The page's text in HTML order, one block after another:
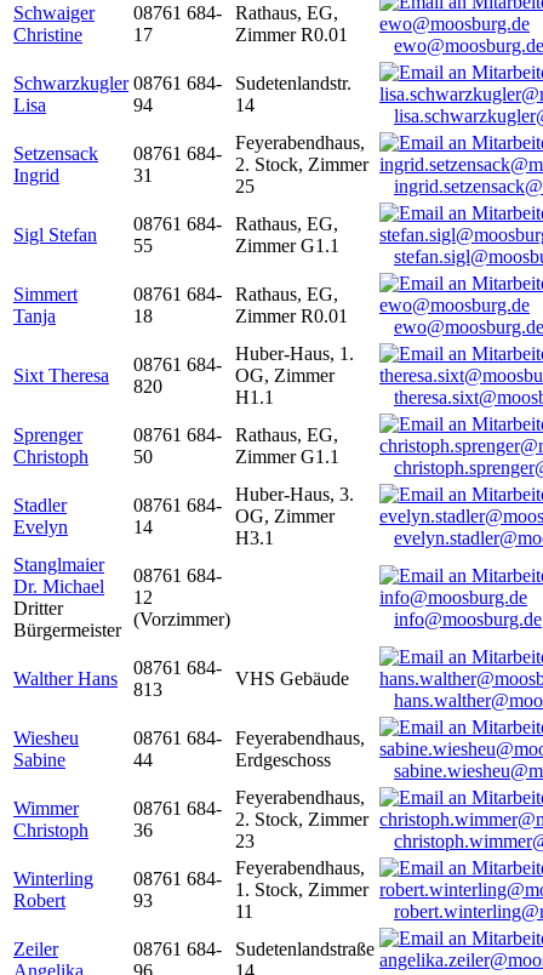
Schwaiger
Christine
08761 684-
17
Rathaus, EG,
Zimmer R0.01
ewo@moosburg.de
Schwarzkugler
Lisa
08761 684-
94
Sudetenlandstr.
14
Setzensack
Ingrid
08761 684-
31
Feyerabendhaus,
2. Stock, Zimmer
25
Sigl Stefan
08761 684-
55
Rathaus, EG,
Zimmer G1.1
Simmert
Tanja
08761 684-
18
Rathaus, EG,
Zimmer R0.01
ewo@moosburg.de
Sixt Theresa
08761 684-
820
Huber-Haus, 1.
OG, Zimmer
H1.1
Sprenger
Christoph
08761 684-
50
Rathaus, EG,
Zimmer G1.1
Stadler
Evelyn
08761 684-
14
Huber-Haus, 3.
OG, Zimmer
H3.1
Stanglmaier
Dr. Michael
Dritter
Bürgermeister
08761 684-
12
(Vorzimmer)
info@moosburg.de
Walther Hans
08761 684-
813
VHS Gebäude
Wiesheu
Sabine
08761 684-
44
Feyerabendhaus,
Erdgeschoss
Wimmer
Christoph
08761 684-
36
Feyerabendhaus,
2. Stock, Zimmer
23
Winterling
Robert
08761 684-
93
Feyerabendhaus,
1. Stock, Zimmer
11
Zeiler
Angelika
08761 684-
96
Sudetenlandstraße
14